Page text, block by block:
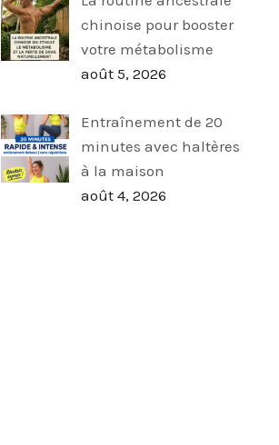
chinoise pour booster
votre métabolisme
août 5, 2026
Entraînement de 20
minutes avec haltères
à la maison
août 4, 2026